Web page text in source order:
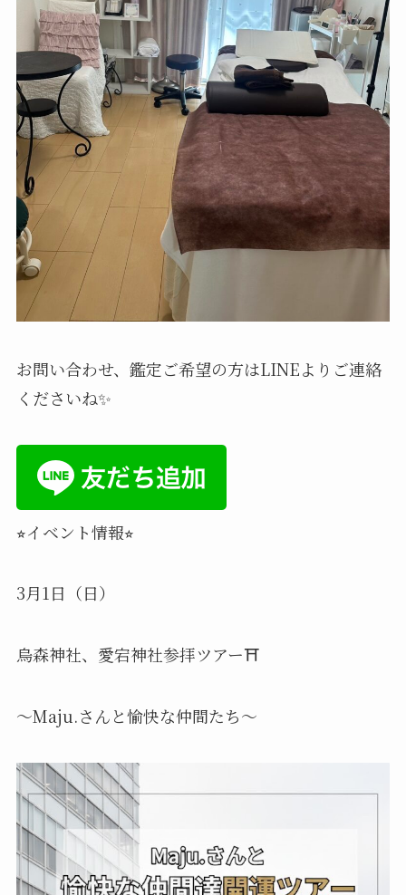
お問い合わせ、鑑定ご希望の方はLINEよりご連絡
くださいね✨
⭐︎イベント情報⭐︎
3月1日（日）
烏森神社、愛宕神社参拝ツアー⛩️
〜Maju.さんと愉快な仲間たち〜